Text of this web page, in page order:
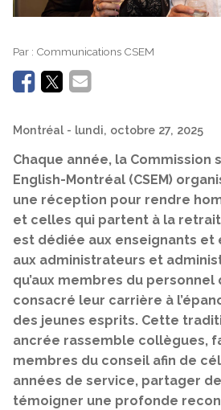
Par : Communications CSEM
Montréal - lundi, octobre 27, 2025
Chaque année, la Commission
English-Montréal (CSEM)
une réception pour rendre
et celles qui partent à la
est dédiée aux enseignants et
aux administrateurs et
qu’aux membres du personnel
consacré leur carrière à
des jeunes esprits. Cette
ancrée rassemble collègues,
membres du conseil afin de
années de service, partager
témoigner une profonde